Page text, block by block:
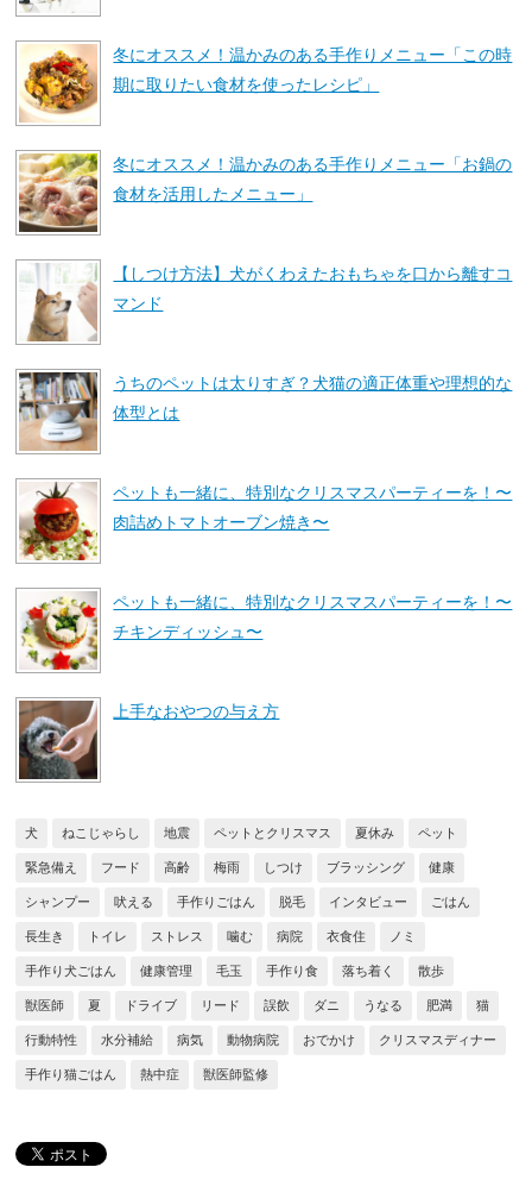
冬にオススメ！温かみのある手作りメニュー「この時
期に取りたい食材を使ったレシピ」
冬にオススメ！温かみのある手作りメニュー「お鍋の
食材を活用したメニュー」
【しつけ方法】犬がくわえたおもちゃを口から離すコ
マンド
うちのペットは太りすぎ？犬猫の適正体重や理想的な
体型とは
ペットも一緒に、特別なクリスマスパーティーを！〜
肉詰めトマトオーブン焼き〜
ペットも一緒に、特別なクリスマスパーティーを！〜
チキンディッシュ〜
上手なおやつの与え方
犬 ねこじゃらし 地震 ペットとクリスマス 夏休み ペット
緊急備え フード 高齢 梅雨 しつけ ブラッシング 健康
シャンプー 吠える 手作りごはん 脱毛 インタビュー ごはん
長生き トイレ ストレス 噛む 病院 衣食住 ノミ
手作り犬ごはん 健康管理 毛玉 手作り食 落ち着く 散歩
獣医師 夏 ドライブ リード 誤飲 ダニ うなる 肥満 猫
行動特性 水分補給 病気 動物病院 おでかけ クリスマスディナー
手作り猫ごはん 熱中症 獣医師監修